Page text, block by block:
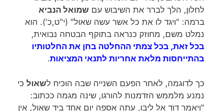
לחלון, הלך לברר את השיבוש עם שמואל הנביא
ברמה: "ויגד לו את כל אשר עשה שאול" (י"ט,כ'). הוא
נמלט משם, מחוזק כנראה בתוקף הבטחה נבואית,
בכל זאת, בכל צמתי ההחלטה בחן את החלטותיו
בהתייחסות מלאת אחריות לתנאי המציאות.
כך לדוגמה, לאחר הפעם השנייה שבה הוכיח לשאול כי
נמנע מלממש הזדמנות להורגו, שינה מגמה ככתוב:
"ויאמר דוד אל ליבו, עתה אספה יום אחד ביד שאול, אין